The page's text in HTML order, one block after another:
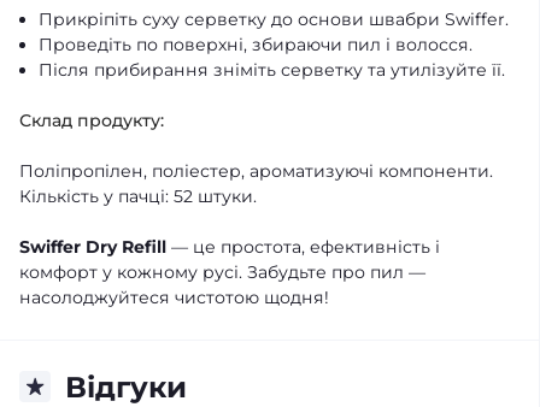
Прикріпіть суху серветку до основи швабри Swiffer.
Проведіть по поверхні, збираючи пил і волосся.
Після прибирання зніміть серветку та утилізуйте її.
Склад продукту:
Поліпропілен, поліестер, ароматизуючі компоненти.
Кількість у пачці: 52 штуки.
Swiffer Dry Refill — це простота, ефективність і
комфорт у кожному русі. Забудьте про пил —
насолоджуйтеся чистотою щодня!
Відгуки